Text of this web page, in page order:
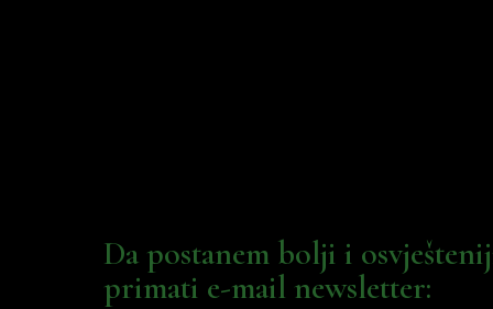
Da postanem bolji i
primati e-mail newsletter: